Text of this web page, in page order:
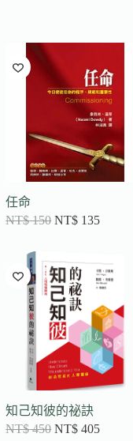
任命
NT$150 NT$ 135
知己知彼的祕訣
NT$450 NT$ 405